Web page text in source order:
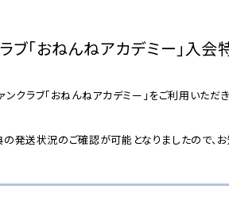
ラブ「おねんねアカデミー」
クラブ「おねんねアカデミー」をご利用いただ
発送状況のご確認が可能となりましたので、お